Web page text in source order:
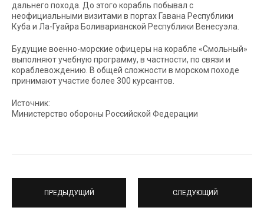
дальнего похода. До этого корабль побывал с
неофициальными визитами в портах Гавана Республики
Куба и Ла-Гуайра Боливарианской Республики Венесуэла.
Будущие военно-морские офицеры на корабле «Смольный»
выполняют учебную программу, в частности, по связи и
кораблевождению. В общей сложности в морском походе
принимают участие более 300 курсантов.
Источник:
Министерство обороны Российской Федерации
ПРЕДЫДУЩИЙ СЛЕДУЮЩИЙ